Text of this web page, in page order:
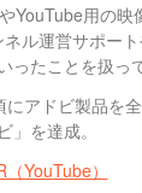
YouTube用の映
ル運営サポー
ったことを扱っ
アドビ製品を
」を達成。
YouTube）